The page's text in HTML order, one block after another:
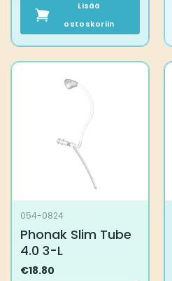
Lisää
ostoskoriin
054-0824
Phonak Slim Tube
4.0 3-L
€18.80